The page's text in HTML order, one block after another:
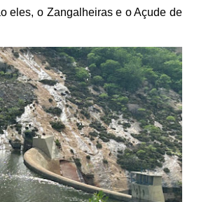
eles, o Zangalheiras e o Açude de